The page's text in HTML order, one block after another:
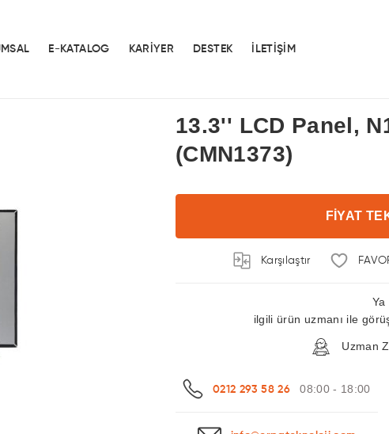
E-KATALOG KARİYER DESTEK İLETİŞİM
13.3'' LCD Panel,
(CMN1373)
FİYAT
Karşılaştır
Ya
ilgili ürün uzmanı ile
Uzman
0212 293 58 26 08:00 - 18:00